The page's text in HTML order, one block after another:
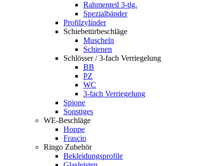
Rahmenteil 3-tlg.
Spezialbänder
Profilzylinder
Schiebetürbeschläge
Muscheln
Schienen
Schlösser / 3-fach Verriegelung
BB
PZ
WC
3-fach Verriegelung
Spione
Sonstiges
WE-Beschläge
Hoppe
Frascio
Ringo Zubehör
Bekleidungsprofile